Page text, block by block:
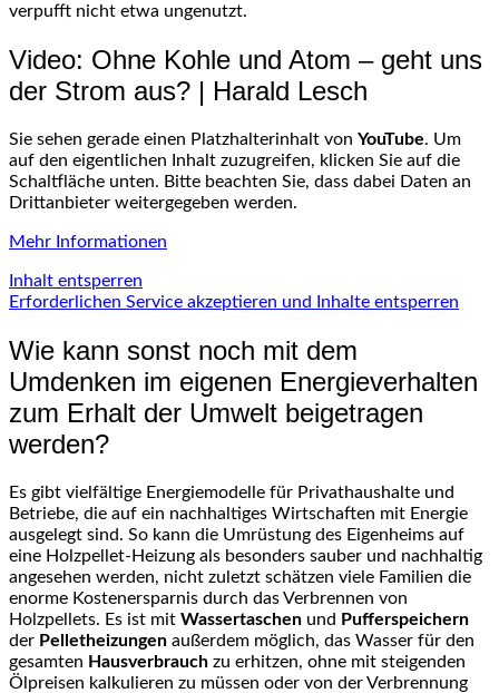
verpufft nicht etwa ungenutzt.
Video: Ohne Kohle und Atom – geht uns
der Strom aus? | Harald Lesch
Sie sehen gerade einen Platzhalterinhalt von YouTube. Um
auf den eigentlichen Inhalt zuzugreifen, klicken Sie auf die
Schaltfläche unten. Bitte beachten Sie, dass dabei Daten an
Drittanbieter weitergegeben werden.
Mehr Informationen
Inhalt entsperren
Erforderlichen Service akzeptieren und Inhalte entsperren
Wie kann sonst noch mit dem
Umdenken im eigenen Energieverhalten
zum Erhalt der Umwelt beigetragen
werden?
Es gibt vielfältige Energiemodelle für Privathaushalte und
Betriebe, die auf ein nachhaltiges Wirtschaften mit Energie
ausgelegt sind. So kann die Umrüstung des Eigenheims auf
eine Holzpellet-Heizung als besonders sauber und nachhaltig
angesehen werden, nicht zuletzt schätzen viele Familien die
enorme Kostenersparnis durch das Verbrennen von
Holzpellets. Es ist mit Wassertaschen und Pufferspeichern
der Pelletheizungen außerdem möglich, das Wasser für den
gesamten Hausverbrauch zu erhitzen, ohne mit steigenden
Ölpreisen kalkulieren zu müssen oder von der Verbrennung